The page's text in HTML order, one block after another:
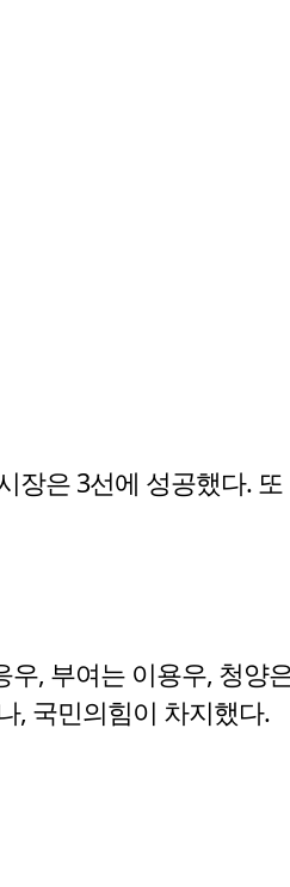
은 3선에 성공했다.
, 부여는 이용우, 청양
, 국민의힘이 차지했다.